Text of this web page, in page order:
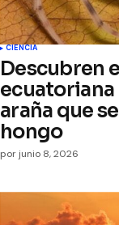
CIENCIA
Descubren
ecuatoriana
araña que
hongo
por junio 8, 2026